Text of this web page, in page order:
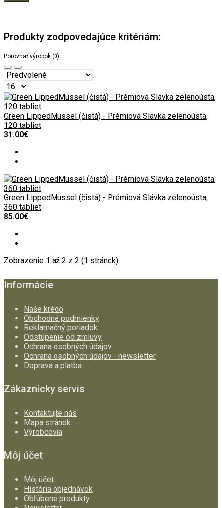
Produkty zodpovedajúce kritériám:
Porovnať výrobok (0)
Green LippedMussel (čistá) - Prémiová Slávka zelenoústa,
120 tabliet
31.00€
Green LippedMussel (čistá) - Prémiová Slávka zelenoústa,
360 tabliet
85.00€
Zobrazenie 1 až 2 z 2 (1 stránok)
Informácie
Naše krédo
Obchodné podmienky
Reklamačný poriadok
Odstúpenie od zmluvy
Ochrana osobných údajov
Ochrana osobných údajov - newsletter
Doprava a platba
Zákaznícky servis
Kontaktujte nás
Mapa stránok
Výrobcovia
Môj účet
Môj účet
História objednávok
Obľúbené produkty